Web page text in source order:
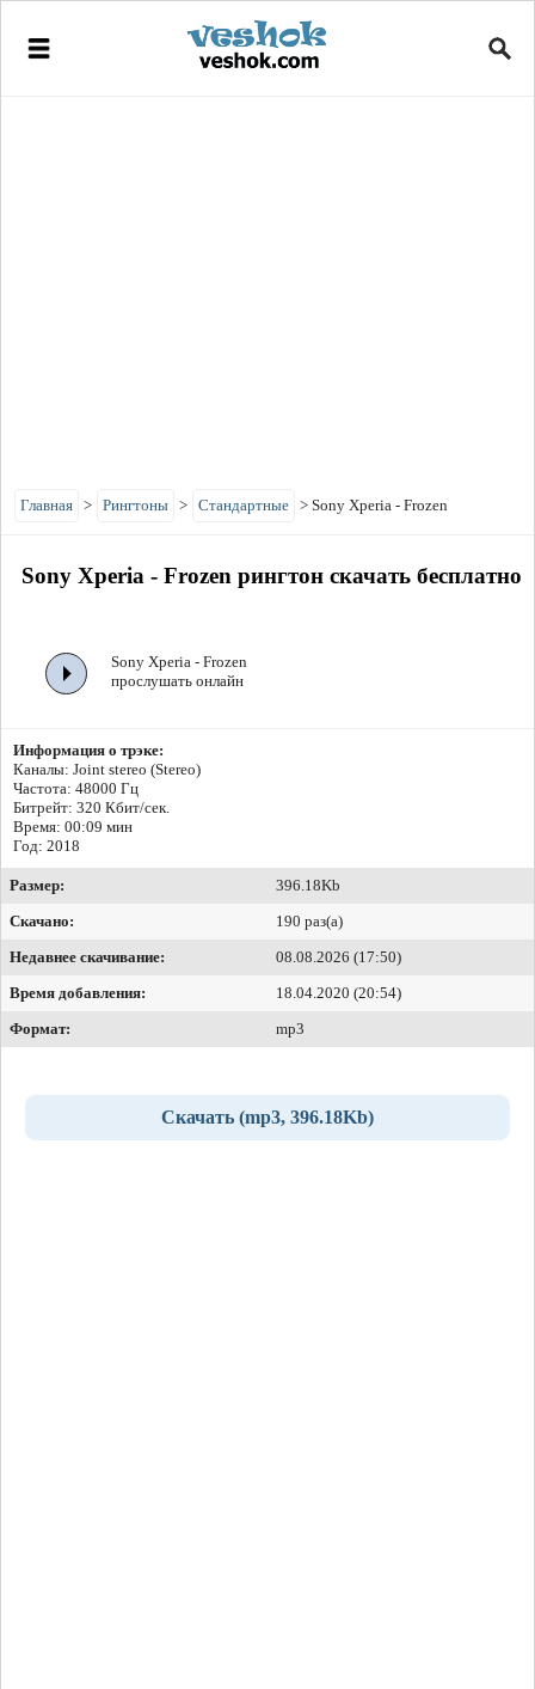
Главная > Рингтоны > Стандартные > Sony Xperia - Frozen
Sony Xperia - Frozen рингтон скачать бесплатно
Sony Xperia - Frozen
прослушать онлайн
Информация о трэке:
Каналы: Joint stereo (Stereo)
Частота: 48000 Гц
Битрейт: 320 Кбит/сек.
Время: 00:09 мин
Год: 2018
Размер:
396.18Kb
Скачано:
190 раз(а)
Недавнее скачивание:
08.08.2026 (17:50)
Время добавления:
18.04.2020 (20:54)
Формат:
mp3
Скачать (mp3, 396.18Kb)